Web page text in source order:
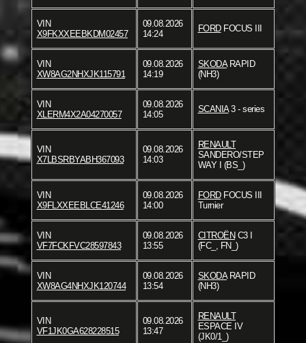
VIN
X9FKXXEEBKDM02457
09.08.2026
14:24
FORDFOCUS III
VIN
XW8AG2NHXJK115791
09.08.2026
14:19
SKODARAPID
(NH3)
VIN
XLERM4X2A04270057
09.08.2026
14:05
SCANIA3 - series
VIN
X7LBSRBYABH367093
09.08.2026
14:03
RENAULT
SANDERO/STEP
WAY I (BS_)
VIN
X9FLXXEEBLCE41246
09.08.2026
14:00
FORDFOCUS III
Turnier
VIN
VF7FCKFVC28597843
09.08.2026
13:55
CITROËN C3 I
(FC_, FN_)
VIN
XW8AG4NHXJK120744
09.08.2026
13:54
SKODARAPID
(NH3)
VIN
VF1JK0GA628228515
09.08.2026
13:47
RENAULT
ESPACE IV
(JK0/1_)